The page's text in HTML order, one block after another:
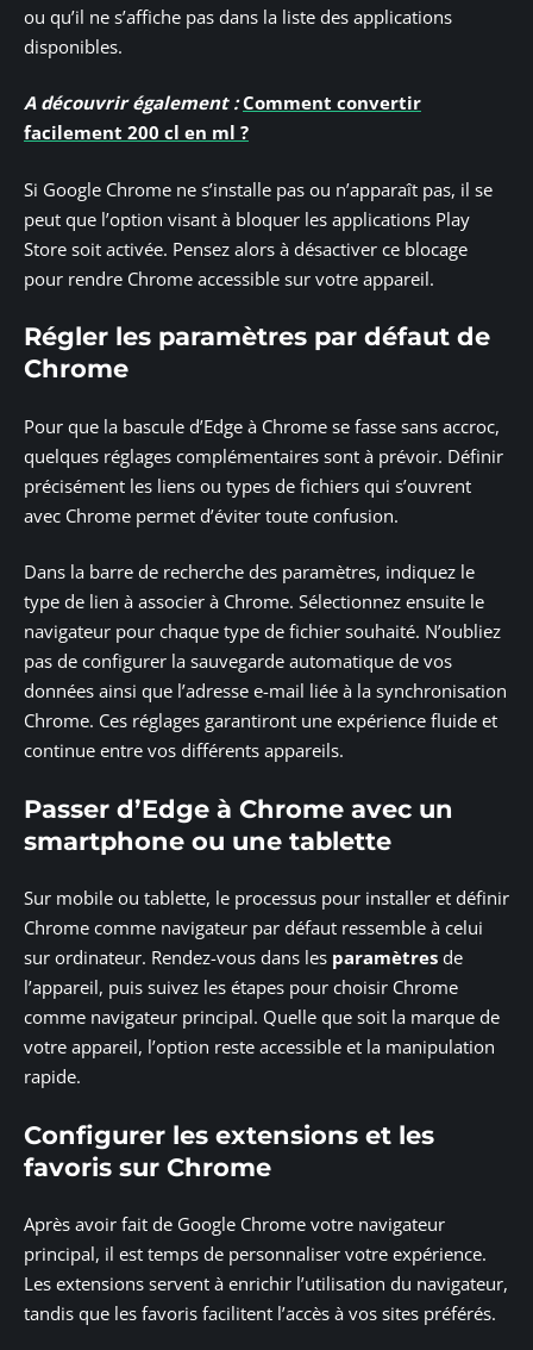
ou qu’il ne s’affiche pas dans la liste des applications
disponibles.
A découvrir également : Comment convertir
facilement 200 cl en ml ?
Si Google Chrome ne s’installe pas ou n’apparaît pas, il se
peut que l’option visant à bloquer les applications Play
Store soit activée. Pensez alors à désactiver ce blocage
pour rendre Chrome accessible sur votre appareil.
Régler les paramètres par défaut de
Chrome
Pour que la bascule d’Edge à Chrome se fasse sans accroc,
quelques réglages complémentaires sont à prévoir. Définir
précisément les liens ou types de fichiers qui s’ouvrent
avec Chrome permet d’éviter toute confusion.
Dans la barre de recherche des paramètres, indiquez le
type de lien à associer à Chrome. Sélectionnez ensuite le
navigateur pour chaque type de fichier souhaité. N’oubliez
pas de configurer la sauvegarde automatique de vos
données ainsi que l’adresse e-mail liée à la synchronisation
Chrome. Ces réglages garantiront une expérience fluide et
continue entre vos différents appareils.
Passer d’Edge à Chrome avec un
smartphone ou une tablette
Sur mobile ou tablette, le processus pour installer et définir
Chrome comme navigateur par défaut ressemble à celui
sur ordinateur. Rendez-vous dans les paramètres de
l’appareil, puis suivez les étapes pour choisir Chrome
comme navigateur principal. Quelle que soit la marque de
votre appareil, l’option reste accessible et la manipulation
rapide.
Configurer les extensions et les
favoris sur Chrome
Après avoir fait de Google Chrome votre navigateur
principal, il est temps de personnaliser votre expérience.
Les extensions servent à enrichir l’utilisation du navigateur,
tandis que les favoris facilitent l’accès à vos sites préférés.